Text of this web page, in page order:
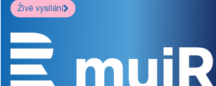
Živé vysílání